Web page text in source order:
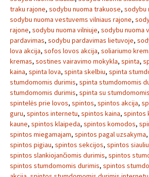
traku rajone, sodybu nuoma trakuose, sodybu
sodybu nuoma vestuvems vilniaus rajone,
rajone, sodybu nuoma vilniuje, sodybu nuoma
pardavimas, sodybu pardavimas lietuvoje,
lova akcija, sofos lovos akcija, soliariumo
kremas, sostines vairavimo mokykla, spinta,
kaina, spinta lova, spinta skelbiu, spinta
stumdomomis durimis, spinta stumdomomis
stumdomomis durimis, spinta su
spintelės prie lovos, spintos, spintos akcija,
guru, spintos internetu, spintos kaina, spintos
kaune, spintos klaipeda, spintos komodos,
spintos miegamajam, spintos pagal uzsakyma,
spintos pigiau, spintos sekcijos, spintos
spintos slankiojančiomis durimis, spintos
spintos stumdomomis durimis, spintos